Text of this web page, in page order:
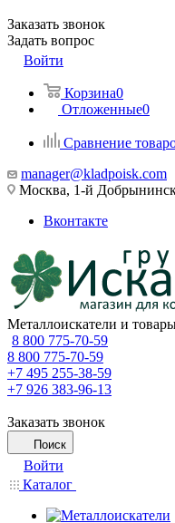
Заказать звонок
Задать вопрос
Войти
Корзина0
Отложенные0
Сравнение
manager@kladpoisk.com
Москва, 1-й
Вконтакте
Металлоискатели и
8 800 775-70-59
8 800 775-70-59
+7 495 255-38-59
+7 926 383-96-13
Заказать звонок
Поиск
Войти
Каталог